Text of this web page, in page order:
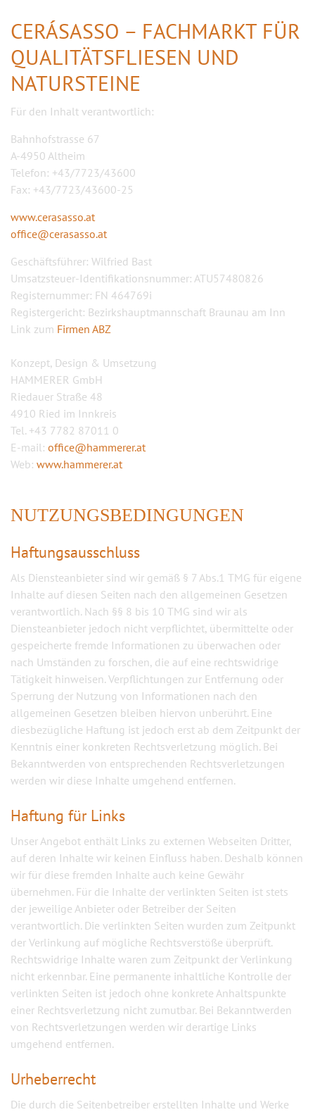
CERÁSASSO – FACHMARKT FÜR
QUALITÄTSFLIESEN UND
NATURSTEINE
Für den Inhalt verantwortlich:
Bahnhofstrasse 67
A-4950 Altheim
Telefon: +43/7723/43600
Fax: +43/7723/43600-25
www.cerasasso.at
office@cerasasso.at
Geschäftsführer: Wilfried Bast
Umsatzsteuer-Identifikationsnummer: ATU57480826
Registernummer: FN 464769i
Registergericht: Bezirkshauptmannschaft Braunau am Inn
Link zum Firmen ABZ
Konzept, Design & Umsetzung
HAMMERER GmbH
Riedauer Straße 48
4910 Ried im Innkreis
Tel. +43 7782 87011 0
E-mail: office@hammerer.at
Web: www.hammerer.at
NUTZUNGSBEDINGUNGEN
Haftungsausschluss
Als Diensteanbieter sind wir gemäß § 7 Abs.1 TMG für eigene
Inhalte auf diesen Seiten nach den allgemeinen Gesetzen
verantwortlich. Nach §§ 8 bis 10 TMG sind wir als
Diensteanbieter jedoch nicht verpflichtet, übermittelte oder
gespeicherte fremde Informationen zu überwachen oder
nach Umständen zu forschen, die auf eine rechtswidrige
Tätigkeit hinweisen. Verpflichtungen zur Entfernung oder
Sperrung der Nutzung von Informationen nach den
allgemeinen Gesetzen bleiben hiervon unberührt. Eine
diesbezügliche Haftung ist jedoch erst ab dem Zeitpunkt der
Kenntnis einer konkreten Rechtsverletzung möglich. Bei
Bekanntwerden von entsprechenden Rechtsverletzungen
werden wir diese Inhalte umgehend entfernen.
Haftung für Links
Unser Angebot enthält Links zu externen Webseiten Dritter,
auf deren Inhalte wir keinen Einfluss haben. Deshalb können
wir für diese fremden Inhalte auch keine Gewähr
übernehmen. Für die Inhalte der verlinkten Seiten ist stets
der jeweilige Anbieter oder Betreiber der Seiten
verantwortlich. Die verlinkten Seiten wurden zum Zeitpunkt
der Verlinkung auf mögliche Rechtsverstöße überprüft.
Rechtswidrige Inhalte waren zum Zeitpunkt der Verlinkung
nicht erkennbar. Eine permanente inhaltliche Kontrolle der
verlinkten Seiten ist jedoch ohne konkrete Anhaltspunkte
einer Rechtsverletzung nicht zumutbar. Bei Bekanntwerden
von Rechtsverletzungen werden wir derartige Links
umgehend entfernen.
Urheberrecht
Die durch die Seitenbetreiber erstellten Inhalte und Werke